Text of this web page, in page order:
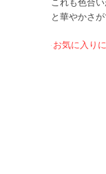
これも色合
と華やかさ
お気に入り